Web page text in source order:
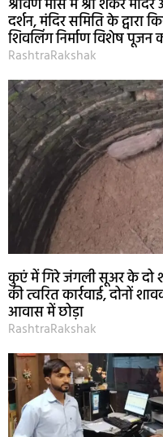
श्रावण मास में श्री शंकर
दर्शन, मंदिर समिति के द्वारा
शिवलिंग निर्माण विशेष पूजन
RashtraRakshak
कुएं में गिरे जंगली सूअर के दो
की त्वरित कार्रवाई, दोनों
आवास में छोड़ा
RashtraRakshak